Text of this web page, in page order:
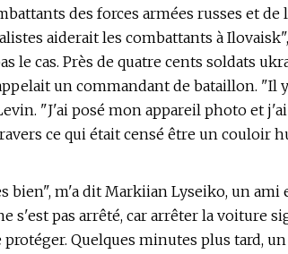
des forces armées russes et
aiderait les combattants à
le cas. Près de quatre cents soldats
un commandant de bataillon. "Il
"J'ai posé mon appareil photo et
ce qui était censé être un couloir
bien", m'a dit Markiian Lyseiko, un
s'est pas arrêté, car arrêter la voiture
Quelques minutes plus tard,